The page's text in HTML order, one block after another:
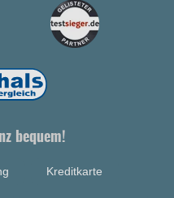
bequem!
Kreditkarte